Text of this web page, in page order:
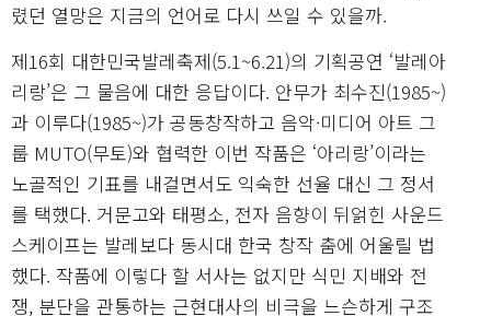
렸던 열망은 지금의 언어로 다시 쓰일 수 있을까.
제16회 대한민국발레축제(5.1~6.21)의 기획공연 ‘발레아
리랑’은 그 물음에 대한 응답이다. 안무가 최수진(1985~)
과 이루다(1985~)가 공동창작하고 음악·미디어 아트 그
룹 MUTO(무토)와 협력한 이번 작품은 ‘아리랑’이라는
노골적인 기표를 내걸면서도 익숙한 선율 대신 그 정서
를 택했다. 거문고와 태평소, 전자 음향이 뒤얽힌 사운드
스케이프는 발레보다 동시대 한국 창작 춤에 어울릴 법
했다. 작품에 이렇다 할 서사는 없지만 식민 지배와 전
쟁, 분단을 관통하는 근현대사의 비극을 느슨하게 구조